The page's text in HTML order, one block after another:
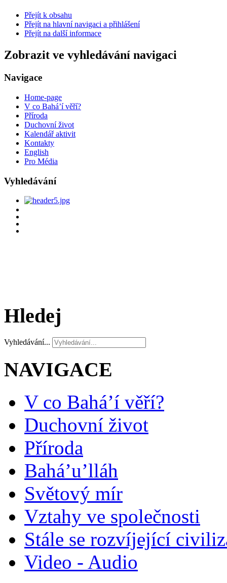
Přejít k obsahu
Přejít na hlavní navigaci a přihlášení
Přejít na další informace
Zobrazit ve vyhledávání navigaci
Navigace
Home-page
V co Bahá’í věří?
Příroda
Duchovní život
Kalendář aktivit
Kontakty
English
Pro Média
Vyhledávání
Hledej
Vyhledávání...
NAVIGACE
V co Bahá’í věří?
Duchovní život
Příroda
Bahá’u’lláh
Světový mír
Vztahy ve společnosti
Stále se rozvíjející
Video - Audio